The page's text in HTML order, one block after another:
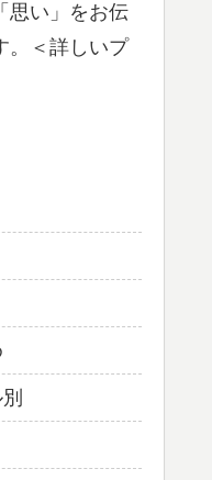
思い」をお伝
。＜詳しいプ